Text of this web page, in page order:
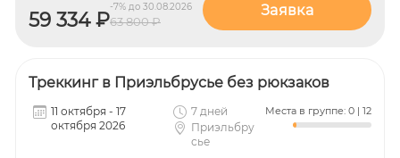
59 334 ₽
-7% до 30.08.2026
63 800 ₽
Заявка
Треккинг в Приэльбрусье без рюкзаков
11 октября - 17
октября 2026
7 дней
Приэльбру
сье
Места в группе: 0 | 12